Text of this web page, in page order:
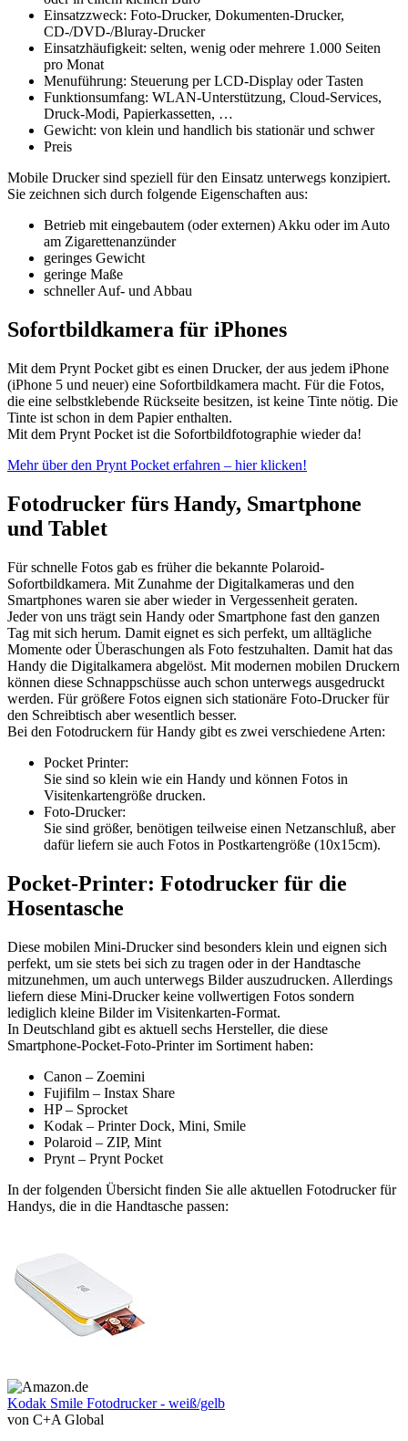
Einsatzzweck: Foto-Drucker, Dokumenten-Drucker,
CD-/DVD-/Bluray-Drucker
Einsatzhäufigkeit: selten, wenig oder mehrere 1.000 Seiten
pro Monat
Menuführung: Steuerung per LCD-Display oder Tasten
Funktionsumfang: WLAN-Unterstützung, Cloud-Services,
Druck-Modi, Papierkassetten, …
Gewicht: von klein und handlich bis stationär und schwer
Preis
Mobile Drucker sind speziell für den Einsatz unterwegs konzipiert.
Sie zeichnen sich durch folgende Eigenschaften aus:
Betrieb mit eingebautem (oder externen) Akku oder im Auto
am Zigarettenanzünder
geringes Gewicht
geringe Maße
schneller Auf- und Abbau
Sofortbildkamera für iPhones
Mit dem Prynt Pocket gibt es einen Drucker, der aus jedem iPhone
(iPhone 5 und neuer) eine Sofortbildkamera macht. Für die Fotos,
die eine selbstklebende Rückseite besitzen, ist keine Tinte nötig. Die
Tinte ist schon in dem Papier enthalten.
Mit dem Prynt Pocket ist die Sofortbildfotographie wieder da!
Mehr über den Prynt Pocket erfahren – hier klicken!
Fotodrucker fürs Handy, Smartphone
und Tablet
Für schnelle Fotos gab es früher die bekannte Polaroid-
Sofortbildkamera. Mit Zunahme der Digitalkameras und den
Smartphones waren sie aber wieder in Vergessenheit geraten.
Jeder von uns trägt sein Handy oder Smartphone fast den ganzen
Tag mit sich herum. Damit eignet es sich perfekt, um alltägliche
Momente oder Überaschungen als Foto festzuhalten. Damit hat das
Handy die Digitalkamera abgelöst. Mit modernen mobilen Druckern
können diese Schnappschüsse auch schon unterwegs ausgedruckt
werden. Für größere Fotos eignen sich stationäre Foto-Drucker für
den Schreibtisch aber wesentlich besser.
Bei den Fotodruckern für Handy gibt es zwei verschiedene Arten:
Pocket Printer:
Sie sind so klein wie ein Handy und können Fotos in
Visitenkartengröße drucken.
Foto-Drucker:
Sie sind größer, benötigen teilweise einen Netzanschluß, aber
dafür liefern sie auch Fotos in Postkartengröße (10x15cm).
Pocket-Printer: Fotodrucker für die
Hosentasche
Diese mobilen Mini-Drucker sind besonders klein und eignen sich
perfekt, um sie stets bei sich zu tragen oder in der Handtasche
mitzunehmen, um auch unterwegs Bilder auszudrucken. Allerdings
liefern diese Mini-Drucker keine vollwertigen Fotos sondern
lediglich kleine Bilder im Visitenkarten-Format.
In Deutschland gibt es aktuell sechs Hersteller, die diese
Smartphone-Pocket-Foto-Printer im Sortiment haben:
Canon – Zoemini
Fujifilm – Instax Share
HP – Sprocket
Kodak – Printer Dock, Mini, Smile
Polaroid – ZIP, Mint
Prynt – Prynt Pocket
In der folgenden Übersicht finden Sie alle aktuellen Fotodrucker für
Handys, die in die Handtasche passen:
Kodak Smile Fotodrucker - weiß/gelb
von C+A Global